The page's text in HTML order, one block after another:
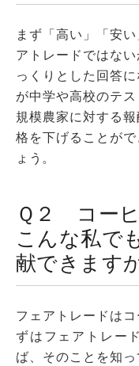
まず「高い」「安
アトレードではな
っくりとした回答
が中学や高校のテ
規模農家に対する
格を下げることが
ょう。
Ｑ２ コーヒ
こんな私で
献できます
フェアトレードは
ずはフェアトレー
ば、そのことを知